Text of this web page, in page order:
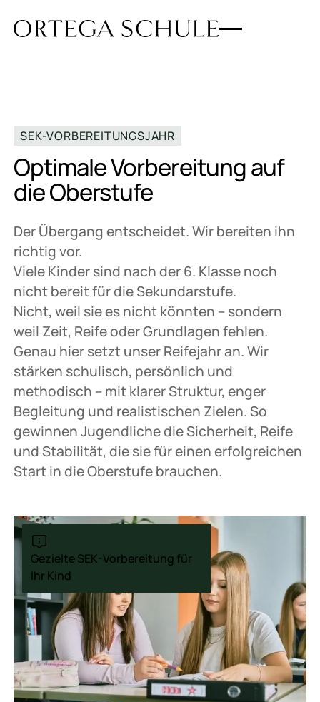
Gezielte SEK-Vorbereitung für
Ihr Kind
SEK-VORBEREITUNGSJAHR
Optimale Vorbereitung auf
die Oberstufe
Der Übergang entscheidet. Wir bereiten ihn
richtig vor.
Viele Kinder sind nach der 6. Klasse noch
nicht bereit für die Sekundarstufe.
Nicht, weil sie es nicht könnten – sondern
weil Zeit, Reife oder Grundlagen fehlen.
Genau hier setzt unser Reifejahr an. Wir
stärken schulisch, persönlich und
methodisch – mit klarer Struktur, enger
Begleitung und realistischen Zielen. So
gewinnen Jugendliche die Sicherheit, Reife
und Stabilität, die sie für einen erfolgreichen
Start in die Oberstufe brauchen.